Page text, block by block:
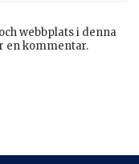
webbplats i denna
en kommentar.